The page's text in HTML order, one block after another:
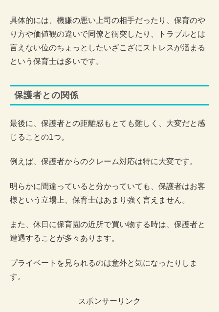
具体的には、機嫌の悪い上司の相手だったり、保育のや
り方や価値観の違いで同僚と衝突したり、トラブルとは
言えない位のちょっとしたいざこざにストレスが溜まる
という保育士は多いです。
保護者との関係
最後に、保護者との距離感もとても難しく、大変だと感
じることの1つ。
例えば、保護者からのクレーム対応は特に大変です。
明らかに間違っていると分かっていても、保護者はお客
様という立場上、保育士はあまり強く言えません。
また、休日に保育園の近所で買い物する時は、保護者と
遭遇することが多々あります。
プライベートを見られるのは意外と気になったりしま
す。
スポンサーリンク